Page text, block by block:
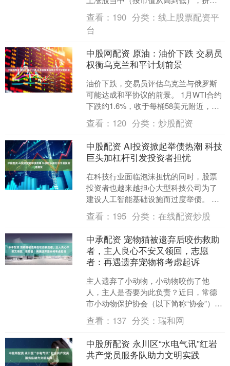
多涨0.27%，携程涨0.06%，京东涨1.9....
查看： 190 分类：线上股票配资平
台
中股网配资 原油：油价下跌 交易员
权衡乌克兰和平计划前景
油价下跌，交易员评估乌克兰与俄罗斯
可能达成和平协议的前景。 1月WTI合约
下跌约1.6%，收于每桶58美元附近，为
过去五个交易日中第四次下跌。 在美国
总统唐纳德....
查看： 120 分类：炒股配资
中股配资 AI投资掀起举债热潮 科技
巨头加杠杆引发投资者担忧
在科技行业面临泡沫担忧的同时，股票
投资者也越来越担心大型科技公司为了
建设人工智能基础设施而过度举债。 大
型科技公司在人工智能上投入巨资并不
新鲜，但它们为此背负的....
查看： 195 分类：在线配资炒股
中承配资 宠物猫被遗弃后咬伤救助
者，主人良心不安又领回，志愿
者：再遇遗弃宠物将考虑起诉
主人遗弃了小动物，小动物咬伤了他
人，主人是否要为此负责？近日，常德
市小动物保护协会（以下简称“协会”）遇
到了一起遗弃宠物猫的事件，在救助过
程中，宠物猫咬伤了协会....
查看： 137 分类：瑞和网
中股所配资 永川区“水电气讯”红岩
共产党员服务队助力文明实践